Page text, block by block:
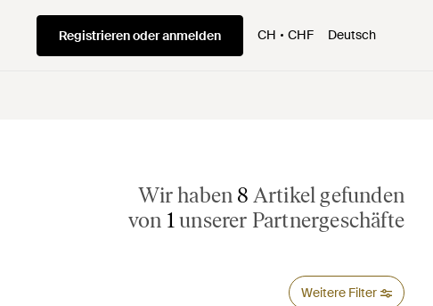
Registrieren oder anmelden CH CHF Deutsch
Wir haben 8 Artikel gefunden
von 1unserer Partnergeschäfte
Weitere Filter